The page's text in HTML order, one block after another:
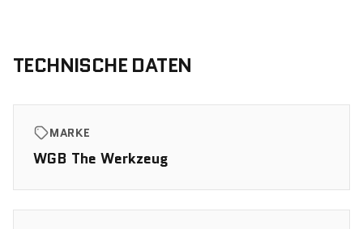
TECHNISCHE DATEN
MARKE
WGB The Werkzeug